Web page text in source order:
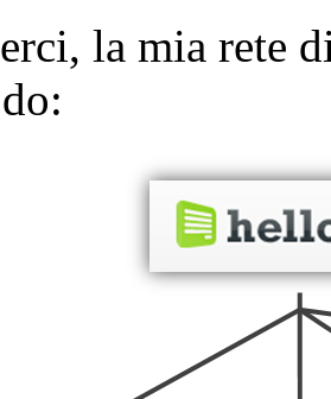
la mia rete